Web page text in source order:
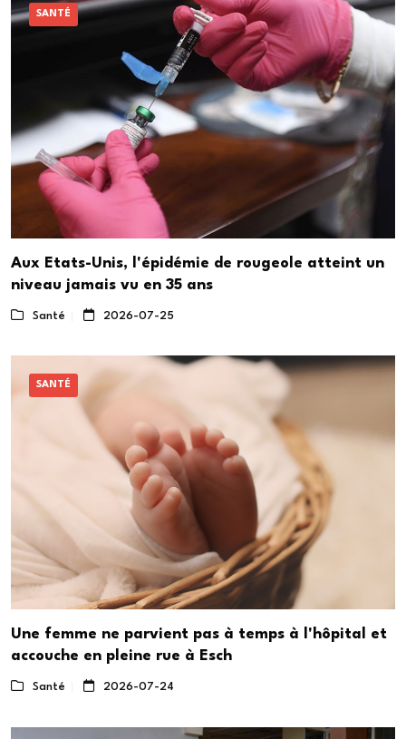
SANTÉ
Aux Etats-Unis, l'épidémie de rougeole atteint un
niveau jamais vu en 35 ans
Santé 2026-07-25
SANTÉ
Une femme ne parvient pas à temps à l'hôpital et
accouche en pleine rue à Esch
Santé 2026-07-24